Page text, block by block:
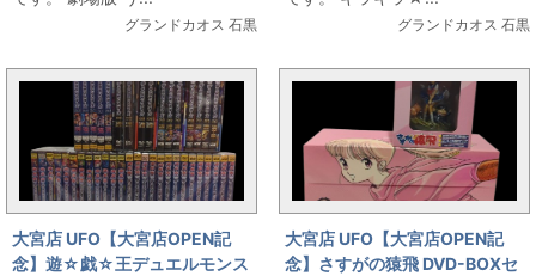
グランドカオス 石黒 グランドカオス 石黒
大宮店 UFO【大宮店OPEN記
念】遊☆戯☆王デュエルモンス
大宮店 UFO【大宮店OPEN記
念】さすがの猿飛 DVD-BOXセ